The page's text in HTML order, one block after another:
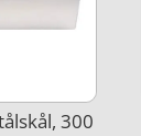
300